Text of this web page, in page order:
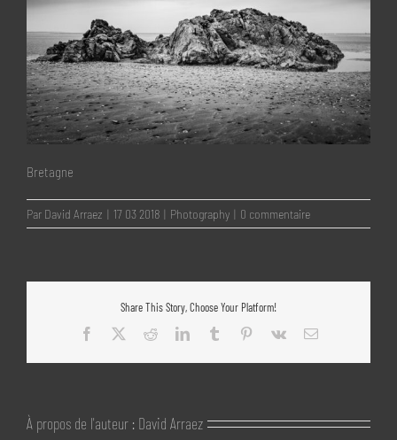
Bretagne
Par David Arraez | 17 03 2018 | Photography | 0 commentaire
Share This Story, Choose Your Platform!
Facebook
RedditLinkedInTumblr Pinterest
Vk Email
À propos de l'auteur : David Arraez